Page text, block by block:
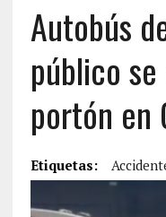
Autobús
público
portón en
Etiquetas: